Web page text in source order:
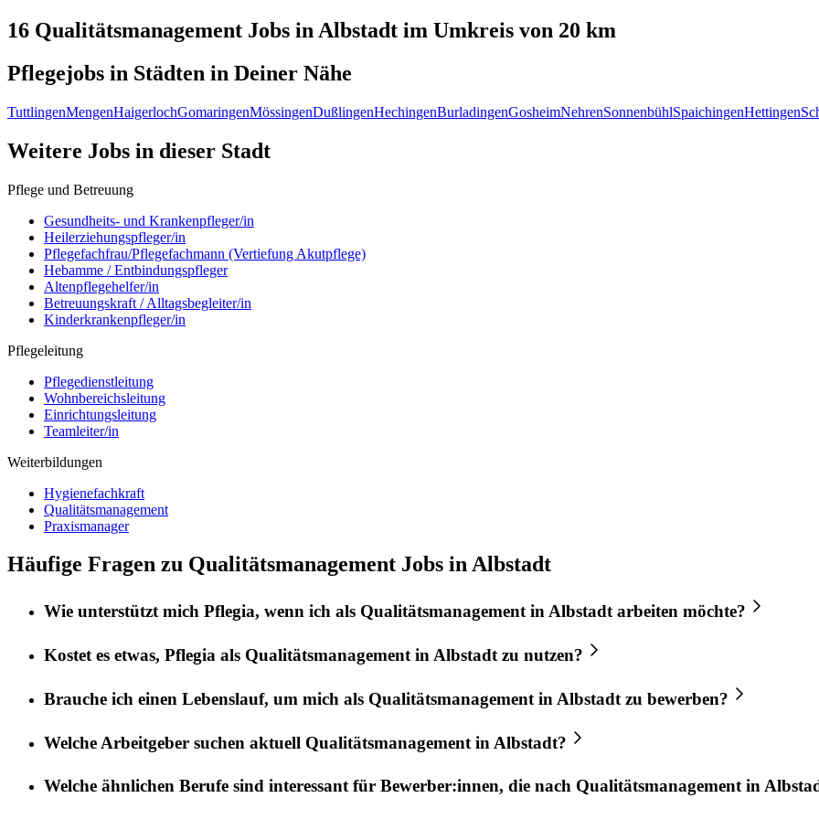
16 Qualitätsmanagement Jobs in Albstadt im Umkreis von 20 km
Pflegejobs in Städten in Deiner Nähe
TuttlingenMengenHaigerlochGomaringenMössingenDußlingenHechingenBurladingenGosheimNehrenSonnenbühlSpaichingenHettingen
Weitere Jobs in dieser Stadt
Pflege und Betreuung
Gesundheits- und Krankenpfleger/in
Heilerziehungspfleger/in
Pflegefachfrau/Pflegefachmann (Vertiefung Akutpflege)
Hebamme / Entbindungspfleger
Altenpflegehelfer/in
Betreuungskraft / Alltagsbegleiter/in
Kinderkrankenpfleger/in
Pflegeleitung
Pflegedienstleitung
Wohnbereichsleitung
Einrichtungsleitung
Teamleiter/in
Weiterbildungen
Hygienefachkraft
Qualitätsmanagement
Praxismanager
Häufige Fragen zu Qualitätsmanagement Jobs in Albstadt
Wie unterstützt mich Pflegia, wenn ich als QualitätsmanagementinAlbstadtarbeiten möchte?
Kostet es etwas, Pflegia als Qualitätsmanagement in Albstadt zu nutzen?
Brauche ich einen Lebenslauf, um mich als Qualitätsmanagement in Albstadt zu bewerben?
Welche Arbeitgeber suchen aktuell Qualitätsmanagement in Albstadt?
Welche ähnlichen Berufe sind interessant für Bewerber:innen, die nach Qualitätsmanagementin